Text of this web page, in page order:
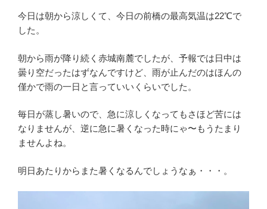
今日は朝から涼しくて、今日の前橋の最高気温は22℃で
した。
朝から雨が降り続く赤城南麓でしたが、予報では日中は
曇り空だったはずなんですけど、雨が止んだのはほんの
僅かで雨の一日と言っていいくらいでした。
毎日が蒸し暑いので、急に涼しくなってもさほど苦には
なりませんが、逆に急に暑くなった時にゃ〜もうたまり
ませんよね。
明日あたりからまた暑くなるんでしょうなぁ・・・。